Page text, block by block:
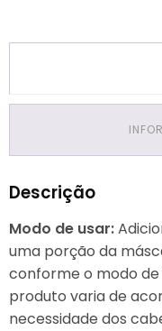
Descrição
Modo de usar:
uma porção da
conforme o modo de
produto varia de
necessidade dos